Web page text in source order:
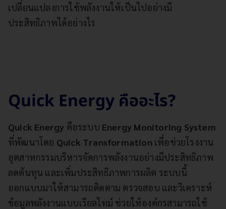
เปลี่ยนแปลงการใช้พลังงานให้เป็นไปอย่างมี
ประสิทธิภาพได้อย่างไร
Quick Energy คืออะไร?
Quick Energy คือระบบ Energy Monitoring System
ที่พัฒนาโดย Quick Transformation เพื่อช่วยโรงงาน
อุตสาหกรรมบริหารจัดการพลังงานอย่างมีประสิทธิภาพ
ลดต้นทุน และเพิ่มประสิทธิภาพการผลิต ระบบนี้
ออกแบบมาให้สามารถติดตาม ตรวจสอบ และวิเคราะห์
ข้อมูลพลังงานแบบเรียลไทม์ ช่วยให้องค์กรสามารถใช้